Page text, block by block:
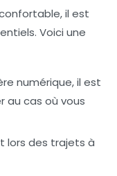
il est
. Voici une
numérique, il est
au cas où vous
lors des trajets à